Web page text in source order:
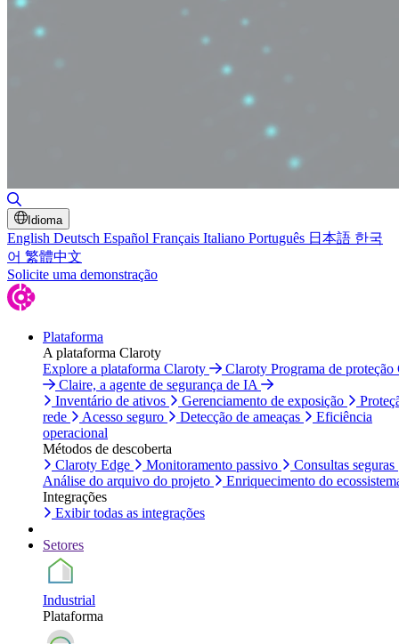
Idioma
English Deutsch Español Français Italiano Português 日本語 한국
어 繁體中文
Solicite uma demonstração
Plataforma
A plataforma Claroty
Explore a plataforma Claroty
Claroty Programa de proteção
Claire, a agente de segurança de IA
Inventário de ativos
Gerenciamento de exposição
rede
Acesso seguro Detecção de ameaças
Eficiência
operacional
Métodos de descoberta
Claroty Edge
Monitoramento passivo
Consultas seguras
Análise do arquivo do projeto
Enriquecimento do
Integrações
Exibir todas as integrações
Setores
Industrial
Plataforma